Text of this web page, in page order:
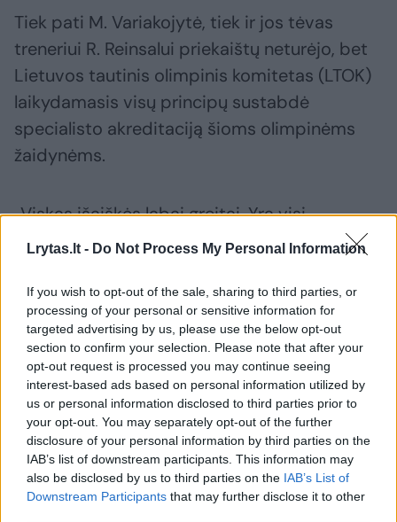
Lrytas.lt - Do Not Process My Personal Information
If you wish to opt-out of the sale, sharing to third parties, or
processing of your personal or sensitive information for
targeted advertising by us, please use the below opt-out
section to confirm your selection. Please note that after your
opt-out request is processed you may continue seeing
interest-based ads based on personal information utilized by
us or personal information disclosed to third parties prior to
your opt-out. You may separately opt-out of the further
disclosure of your personal information by third parties on the
IAB’s list of downstream participants. This information may
also be disclosed by us to third parties on the IAB’s List of
Downstream Participants that may further disclose it to other
Tiek pati M. Variakojytė, tiek ir jos tėvas
treneriui R. Reinsalui priekaištų neturėjo, bet
Lietuvos tautinis olimpinis komitetas (LTOK)
laikydamasis visų principų sustabdė
specialisto akreditaciją šioms olimpinėms
žaidynėms.
„Viskas išaiškės labai greitai. Yra visi
įrodymai, kad ten labai žiauriai daug kas
treneriu, Meda labai daug metų važiavo pas jį
į stovyklas, jį gerai pažįsta.
Manau, kad ji tikrai nevyktų ir neliktų Rygoje
treniruotis, jei jaustų kažką blogo“, – pridūrė
L. Vanagienė.